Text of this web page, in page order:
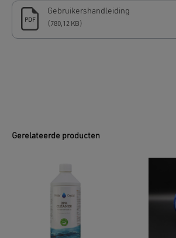
PDF
Gebruikershandleiding
(780,12 KB)
Gerelateerde producten